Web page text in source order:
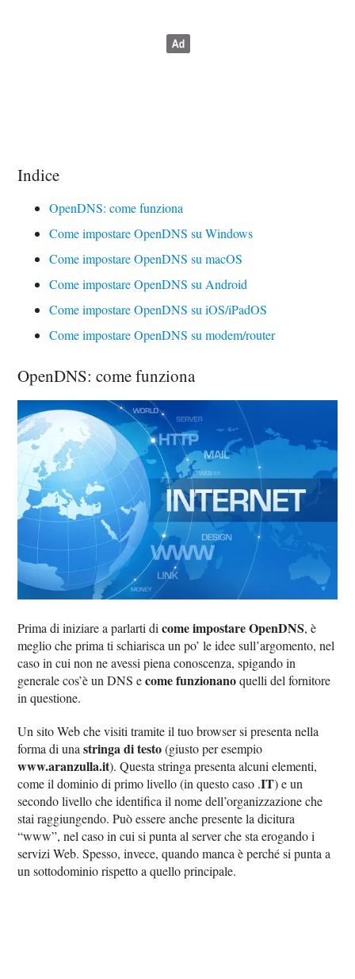
Indice
OpenDNS: come funziona
Come impostare OpenDNS su Windows
Come impostare OpenDNS su macOS
Come impostare OpenDNS su Android
Come impostare OpenDNS su iOS/iPadOS
Come impostare OpenDNS su modem/router
OpenDNS: come funziona
Prima di iniziare a parlarti dicome impostare OpenDNS, è
meglio che prima ti schiarisca un po’ le idee sull’argomento, nel
caso in cui non ne avessi piena conoscenza, spigando in
generale cos’è un DNS ecome funzionanoquelli del fornitore
in questione.
Un sito Web che visiti tramite il tuo browser si presenta nella
forma di unastringa di testo(giusto per esempio
www.aranzulla.it). Questa stringa presenta alcuni elementi,
come il dominio di primo livello (in questo caso .IT) e un
secondo livello che identifica il nome dell’organizzazione che
stai raggiungendo. Può essere anche presente la dicitura
“www”, nel caso in cui si punta al server che sta erogando i
servizi Web. Spesso, invece, quando manca è perché si punta a
un sottodominio rispetto a quello principale.